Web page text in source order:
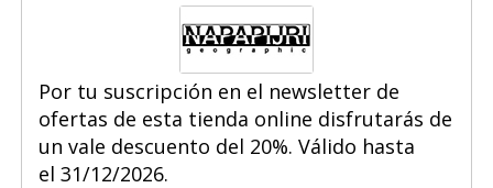
Por tu suscripción en el newsletter de
ofertas de esta tienda online disfrutarás de
un vale descuento del 20%. Válido hasta
el 31/12/2026.